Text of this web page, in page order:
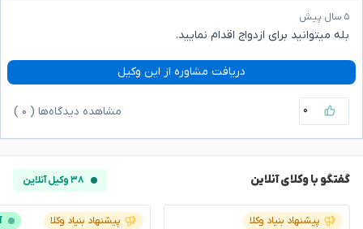
۵ سال پیش
بله میتوانید برای ازدواج اقدام نمایید.
دریافت مشاوره از این وکیل
۰ مشاهده دیدگاه‌ها ( ۰
گفتگو با وکلای آنلاین ۳۸ وکیل آنلاین
پیشنهاد بنیاد وکلا پیشنهاد بنیاد وکلا